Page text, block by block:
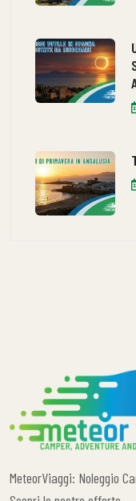
MeteorViaggi: Noleggio